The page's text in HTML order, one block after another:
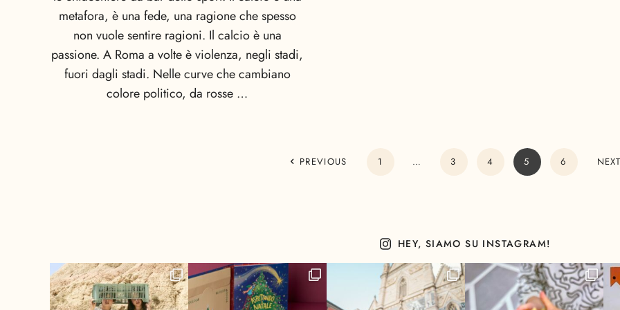
metafora, è una fede, una ragione che spesso
non vuole sentire ragioni. Il calcio è una
passione. A Roma a volte è violenza, negli stadi,
fuori dagli stadi. Nelle curve che cambiano
colore politico, da rosse …
PREVIOUS 1 … 3 4 5 6
HEY, SIAMO SU INSTAGRAM!